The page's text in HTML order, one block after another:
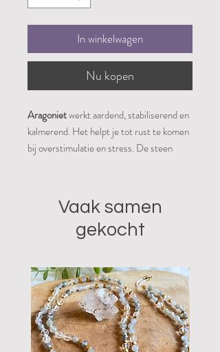
In winkelwagen
Nu kopen
Aragonietwerkt aardend, stabiliserend en
kalmerend. Het helpt je tot rust te komen
bij overstimulatie en stress. De steen
gaat hiermee overbelasting tegen.
Aragoniet werkt kalmerend bij
overgevoeligheid, innerlijke onrust,
kracht en ondersteuning en bevordert
flexibiliteit, tolerantie, geduld,
concentratie, discipline en acceptatie.
Fysiek werkt aragoniet verwarmend en
krampopheffend en heeft een positieve
werking op verkoudheid, calcium opname
Vaak samen
gekocht